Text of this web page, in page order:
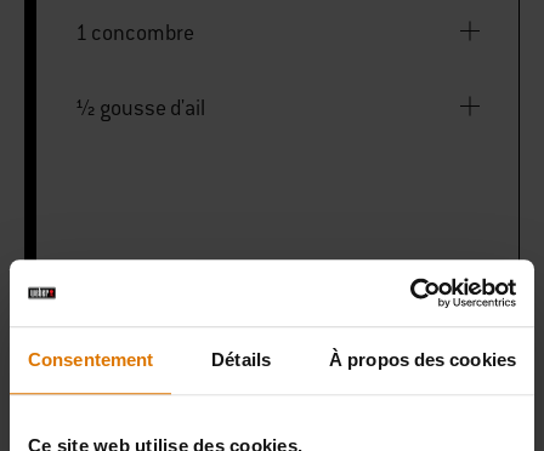
Consentement Détails À propos des cookies
Ce site web utilise des cookies.
1 concombre
½ gousse d'ail